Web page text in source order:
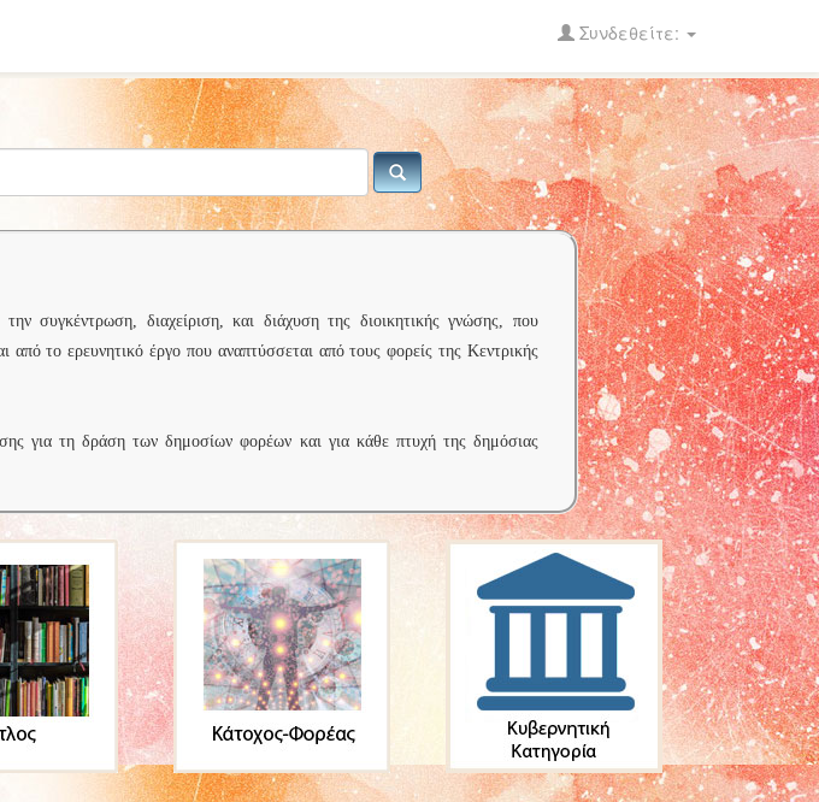
Συνδεθείτε:
συγκέντρωση, διαχείριση, και διάχυση της διοικητικής γνώσης, που
από το ερευνητικό έργο που αναπτύσσεται από τους φορείς της Κεντρικής
για τη δράση των δημοσίων φορέων και για κάθε πτυχή της δημόσιας